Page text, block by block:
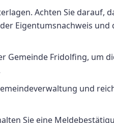
Achten Sie darauf,
Eigentumsnachweis
Gemeinde Fridolfing, um
und
Sie eine